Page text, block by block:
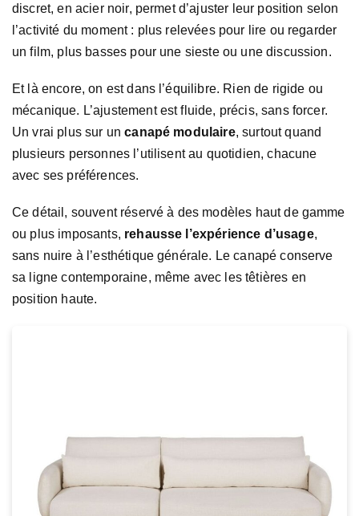
discret, en acier noir, permet d’ajuster leur position selon
l’activité du moment : plus relevées pour lire ou regarder
un film, plus basses pour une sieste ou une discussion.
Et là encore, on est dans l’équilibre. Rien de rigide ou
mécanique. L’ajustement est fluide, précis, sans forcer.
Un vrai plus sur uncanapé modulaire, surtout quand
plusieurs personnes l’utilisent au quotidien, chacune
avec ses préférences.
Ce détail, souvent réservé à des modèles haut de gamme
ou plus imposants, rehausse l’expérience d’usage,
sans nuire à l’esthétique générale. Le canapé conserve
sa ligne contemporaine, même avec les têtières en
position haute.